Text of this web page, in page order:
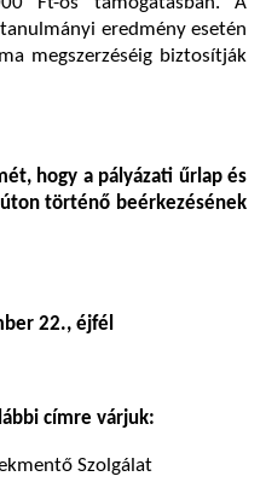
eredmény esetén
megszerzéséig biztosítják
hogy a pályázati űrlap és
történő beérkezésének
22., éjfél
címre várjuk:
Szolgálat